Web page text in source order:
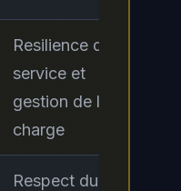
Resilience du
service et
gestion de la
charge
Respect du